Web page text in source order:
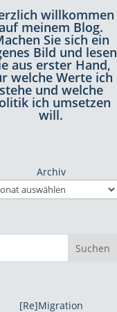
willkommen
meinem Blog.
Sie sich ein
Bild und lesen
aus erster Hand,
welche Werte ich
stehe und welche
ich umsetzen
will.
Archiv
Suchen
[Re]Migration